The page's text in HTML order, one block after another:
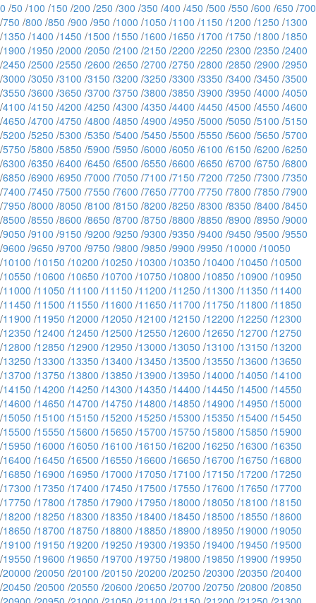
0 /50 /100 /150 /200 /250 /300 /350 /400 /450 /500 /550 /600 /650 /700
/750 /800 /850 /900 /950 /1000 /1050 /1100 /1150 /1200 /1250 /1300
/1350 /1400 /1450 /1500 /1550 /1600 /1650 /1700 /1750 /1800 /1850
/1900 /1950 /2000 /2050 /2100 /2150 /2200 /2250 /2300 /2350 /2400
/2450 /2500 /2550 /2600 /2650 /2700 /2750 /2800 /2850 /2900 /2950
/3000 /3050 /3100 /3150 /3200 /3250 /3300 /3350 /3400 /3450 /3500
/3550 /3600 /3650 /3700 /3750 /3800 /3850 /3900 /3950 /4000 /4050
/4100 /4150 /4200 /4250 /4300 /4350 /4400 /4450 /4500 /4550 /4600
/4650 /4700 /4750 /4800 /4850 /4900 /4950 /5000 /5050 /5100 /5150
/5200 /5250 /5300 /5350 /5400 /5450 /5500 /5550 /5600 /5650 /5700
/5750 /5800 /5850 /5900 /5950 /6000 /6050 /6100 /6150 /6200 /6250
/6300 /6350 /6400 /6450 /6500 /6550 /6600 /6650 /6700 /6750 /6800
/6850 /6900 /6950 /7000 /7050 /7100 /7150 /7200 /7250 /7300 /7350
/7400 /7450 /7500 /7550 /7600 /7650 /7700 /7750 /7800 /7850 /7900
/7950 /8000 /8050 /8100 /8150 /8200 /8250 /8300 /8350 /8400 /8450
/8500 /8550 /8600 /8650 /8700 /8750 /8800 /8850 /8900 /8950 /9000
/9050 /9100 /9150 /9200 /9250 /9300 /9350 /9400 /9450 /9500 /9550
/9600 /9650 /9700 /9750 /9800 /9850 /9900 /9950 /10000 /10050
/10100 /10150 /10200 /10250 /10300 /10350 /10400 /10450 /10500
/10550 /10600 /10650 /10700 /10750 /10800 /10850 /10900 /10950
/11000 /11050 /11100 /11150 /11200 /11250 /11300 /11350 /11400
/11450 /11500 /11550 /11600 /11650 /11700 /11750 /11800 /11850
/11900 /11950 /12000 /12050 /12100 /12150 /12200 /12250 /12300
/12350 /12400 /12450 /12500 /12550 /12600 /12650 /12700 /12750
/12800 /12850 /12900 /12950 /13000 /13050 /13100 /13150 /13200
/13250 /13300 /13350 /13400 /13450 /13500 /13550 /13600 /13650
/13700 /13750 /13800 /13850 /13900 /13950 /14000 /14050 /14100
/14150 /14200 /14250 /14300 /14350 /14400 /14450 /14500 /14550
/14600 /14650 /14700 /14750 /14800 /14850 /14900 /14950 /15000
/15050 /15100 /15150 /15200 /15250 /15300 /15350 /15400 /15450
/15500 /15550 /15600 /15650 /15700 /15750 /15800 /15850 /15900
/15950 /16000 /16050 /16100 /16150 /16200 /16250 /16300 /16350
/16400 /16450 /16500 /16550 /16600 /16650 /16700 /16750 /16800
/16850 /16900 /16950 /17000 /17050 /17100 /17150 /17200 /17250
/17300 /17350 /17400 /17450 /17500 /17550 /17600 /17650 /17700
/17750 /17800 /17850 /17900 /17950 /18000 /18050 /18100 /18150
/18200 /18250 /18300 /18350 /18400 /18450 /18500 /18550 /18600
/18650 /18700 /18750 /18800 /18850 /18900 /18950 /19000 /19050
/19100 /19150 /19200 /19250 /19300 /19350 /19400 /19450 /19500
/19550 /19600 /19650 /19700 /19750 /19800 /19850 /19900 /19950
/20000 /20050 /20100 /20150 /20200 /20250 /20300 /20350 /20400
/20450 /20500 /20550 /20600 /20650 /20700 /20750 /20800 /20850